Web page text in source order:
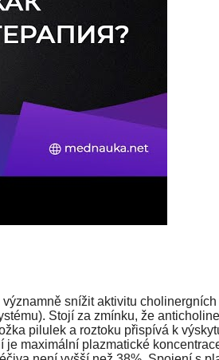
snížit aktivitu
Stojí za zmínku, že
pilulek a roztoku přispívá k
maximální plazmatické